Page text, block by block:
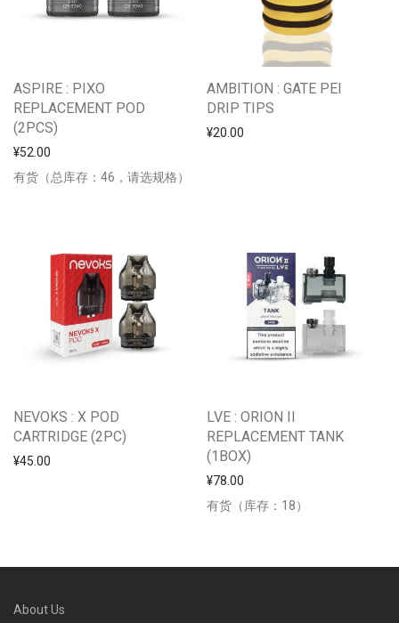
ASPIRE : PIXO
REPLACEMENT POD
(2PCS)
¥52.00
有货（总库存：46，请选规格）
AMBITION : GATE PEI
DRIP TIPS
¥20.00
NEVOKS : X POD
CARTRIDGE (2PC)
¥45.00
LVE : ORION II
REPLACEMENT TANK
(1BOX)
¥78.00
有货（库存：18）
About Us